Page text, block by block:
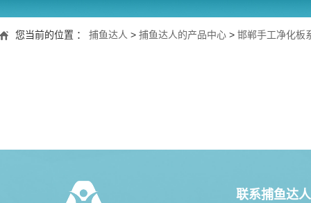
您当前的位置 ： 捕鱼达人 > 捕鱼达人的产品中心 > 邯郸手工净化板
联系捕鱼达人